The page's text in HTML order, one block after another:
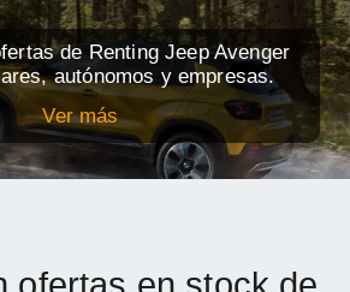
de Renting Jeep Avenger
autónomos y empresas.
Ver más